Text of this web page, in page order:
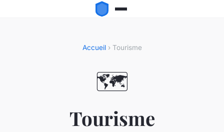
Accueil› Tourisme
🗺️
Tourisme